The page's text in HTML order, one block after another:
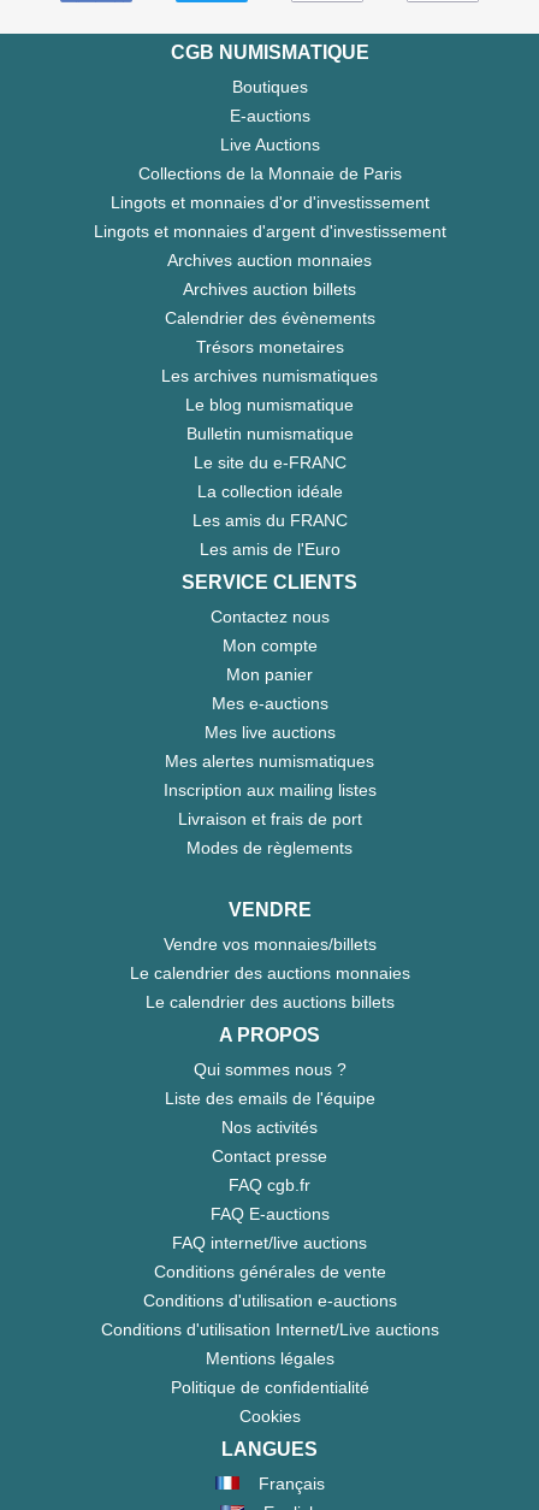
CGB NUMISMATIQUE
Boutiques
E-auctions
Live Auctions
Collections de la Monnaie de Paris
Lingots et monnaies d'or d'investissement
Lingots et monnaies d'argent d'investissement
Archives auction monnaies
Archives auction billets
Calendrier des évènements
Trésors monetaires
Les archives numismatiques
Le blog numismatique
Bulletin numismatique
Le site du e-FRANC
La collection idéale
Les amis du FRANC
Les amis de l'Euro
SERVICE CLIENTS
Contactez nous
Mon compte
Mon panier
Mes e-auctions
Mes live auctions
Mes alertes numismatiques
Inscription aux mailing listes
Livraison et frais de port
Modes de règlements
VENDRE
Vendre vos monnaies/billets
Le calendrier des auctions monnaies
Le calendrier des auctions billets
A PROPOS
Qui sommes nous ?
Liste des emails de l'équipe
Nos activités
Contact presse
FAQ cgb.fr
FAQ E-auctions
FAQ internet/live auctions
Conditions générales de vente
Conditions d'utilisation e-auctions
Conditions d'utilisation Internet/Live auctions
Mentions légales
Politique de confidentialité
Cookies
LANGUES
Français